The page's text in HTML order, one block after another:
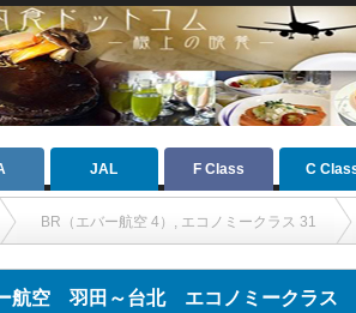
JAL F Class C
BR（エバー航空 4） , エコノミークラス 31
航空 羽田～台北 エコノミークラス